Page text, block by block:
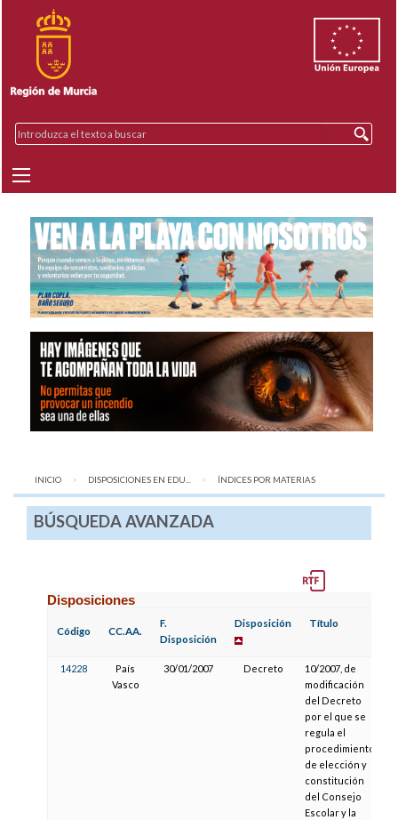
INICIO DISPOSICIONES EN EDU... AQUÍ:
ÍNDICES POR MATERIAS
BÚSQUEDA AVANZADA
Disposiciones
Código CC.AA.
F.
Disposición
Disposición Título
14228
País
Vasco
30/01/2007 Decreto
10/2007, de
modificación
del Decreto
por el que se
regula el
procedimiento
de elección y
constitución
del Consejo
Escolar y la